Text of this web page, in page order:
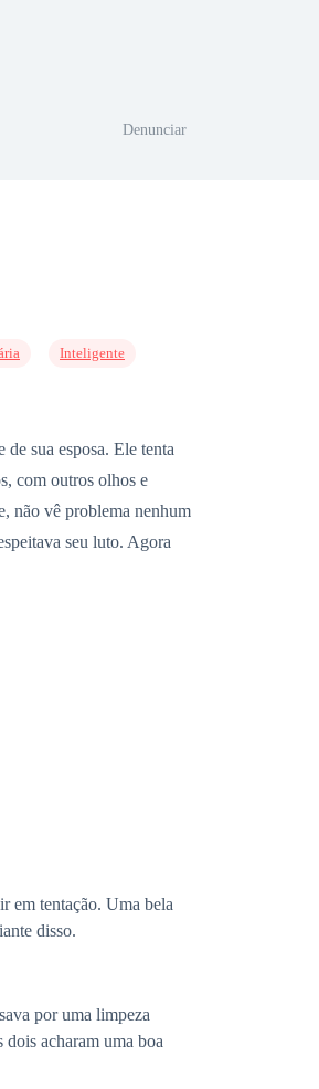
Denunciar
Inteligente
sua esposa. Ele tenta
com outros olhos e
não vê problema nenhum
seu luto. Agora
em tentação. Uma bela
disso.
por uma limpeza
acharam uma boa